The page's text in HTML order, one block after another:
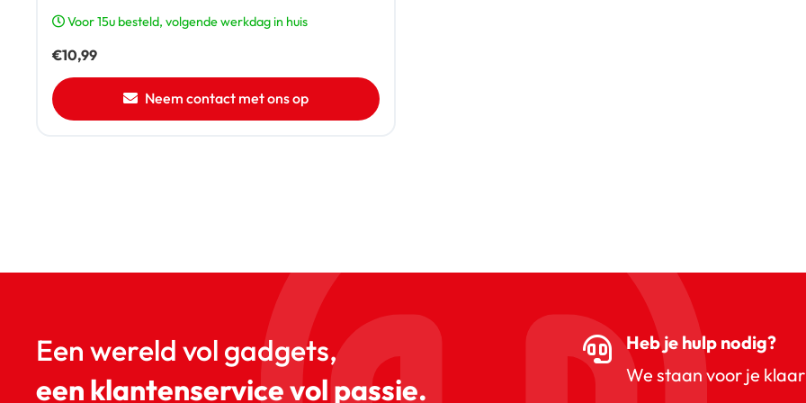
Voor 15u besteld, volgende werkdag in huis
€10,99
Neem contact met ons op
Een wereld vol gadgets,
een klantenservice vol passie.
Heb je hulp nodig?
We staan voor je